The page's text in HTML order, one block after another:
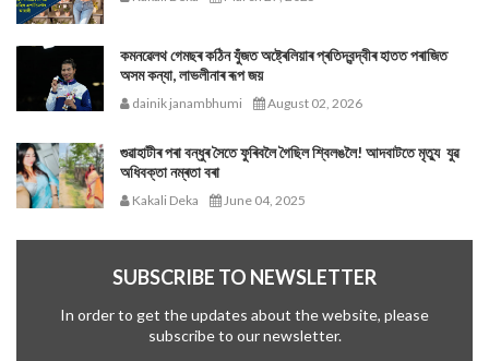
কমনৱেলথ গেমছৰ কঠিন যুঁজত অষ্ট্ৰেলিয়াৰ প্ৰতিদ্বন্দ্বীৰ হাতত পৰাজিত
অসম কন্যা, লাভলীনাৰ ৰূপ জয়
dainik janambhumi August 02, 2026
গুৱাহাটীৰ পৰা বন্ধুৰ সৈতে ফুৰিবলৈ গৈছিল শ্বিলঙলৈ! আদবাটতে মৃত্যু যুৱ
অধিবক্তা নম্ৰতা বৰা
Kakali Deka June 04, 2025
SUBSCRIBE TO NEWSLETTER
In order to get the updates about the website, please
subscribe to our newsletter.